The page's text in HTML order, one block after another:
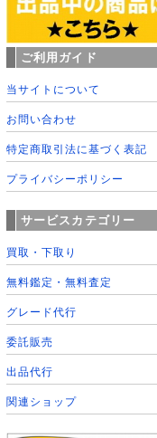
ご利用ガイド
当サイトについて
お問い合わせ
特定商取引法に基づく表記
プライバシーポリシー
サービスカテゴリー
買取・下取り
無料鑑定・無料査定
グレード代行
委託販売
出品代行
関連ショップ